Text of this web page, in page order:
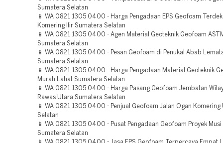
Sumatera Selatan
📱 WA 0821 1305 0400 - Harga Pengadaan EPS Geofoam
Komering Ilir Sumatera Selatan
📱 WA 0821 1305 0400 - Agen Material Geoteknik Geofoam
Sumatera Selatan
📱 WA 0821 1305 0400 - Pesan Geofoam di Penukal Abab
Sumatera Selatan
📱 WA 0821 1305 0400 - Harga Pengadaan Material Geoteknik
Murah Lahat Sumatera Selatan
📱 WA 0821 1305 0400 - Harga Pasang Geofoam Jembatan
Rawas Utara Sumatera Selatan
📱 WA 0821 1305 0400 - Penjual Geofoam Jalan Ogan Komering
Selatan
📱 WA 0821 1305 0400 - Pusat Pengadaan Geofoam Proyek Musi
Sumatera Selatan